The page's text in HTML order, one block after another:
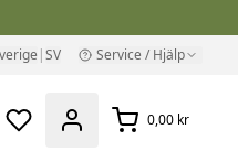
|SV Service / Hjälp
0,00 kr